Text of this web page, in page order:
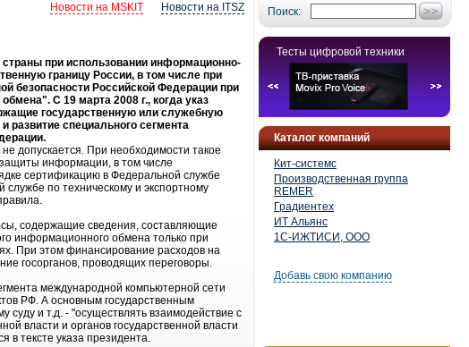
Поиск:
Тесты цифровой техники
Каталог компаний
Кит-системс
Производственная группа
REMER
Градиентех
ИТ Альянс
1С-ИЖТИСИ, ООО
Добавь свою компанию
Новости на ITSZ
Новости на MSKIT
при использовании информационно-
границу России, в том числе при
безопасности Российской Федерации при
С 19 марта 2008 г., когда указ
государственную или служебную
специального сегмента
допускается. При необходимости такое
защиты информации, в том числе
сертификацию в Федеральной службе
по техническому и экспортному
содержащие сведения, составляющие
информационного обмена только при
При этом финансирование расходов на
госорганов, проводящих переговоры.
международной компьютерной сети
РФ. А основным государственным
и т.д. - "осуществлять взаимодействие с
власти и органов государственной власти
в тексте указа президента.